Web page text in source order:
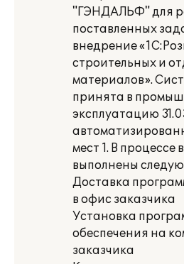
"ГЭНДАЛЬФ" для
поставленных
внедрение
строительных и
материалов».
принята в
эксплуатацию
мест 1. В процессе
выполнены
Доставка
в офис заказчика
Установка
обеспечения на
заказчика